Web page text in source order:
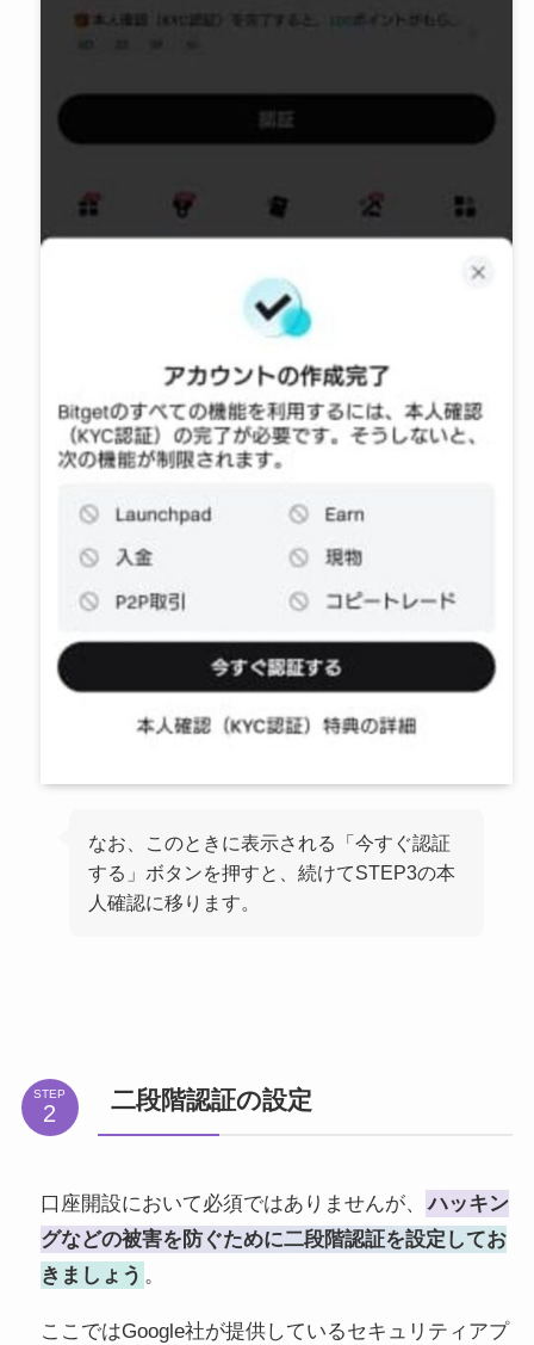
なお、このときに表示される「今すぐ認証
する」ボタンを押すと、続けてSTEP3の本
人確認に移ります。
STEP 二段階認証の設定
口座開設において必須ではありませんが、
ハッキン
グなどの被害を防ぐために二段階認証を設定してお
きましょう 。
ここではGoogle社が提供しているセキュリティアプ